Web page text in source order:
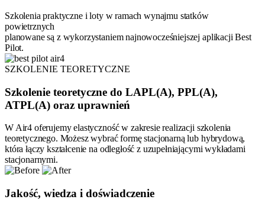
Szkolenia praktyczne i loty w ramach wynajmu statków
powietrznych
planowane są z wykorzystaniem najnowocześniejszej aplikacji Best
Pilot.
SZKOLENIE TEORETYCZNE
Szkolenie teoretyczne do LAPL(A), PPL(A),
ATPL(A) oraz uprawnień
W Air4 oferujemy elastyczność w zakresie realizacji szkolenia
teoretycznego. Możesz wybrać formę stacjonarną lub hybrydową,
która łączy kształcenie na odległość z uzupełniającymi wykładami
stacjonarnymi.
Jakość, wiedza i doświadczenie